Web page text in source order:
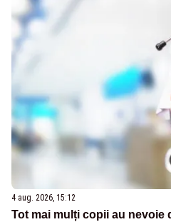
4 aug. 2026, 15:12
Tot mai mulți copii au nevoie